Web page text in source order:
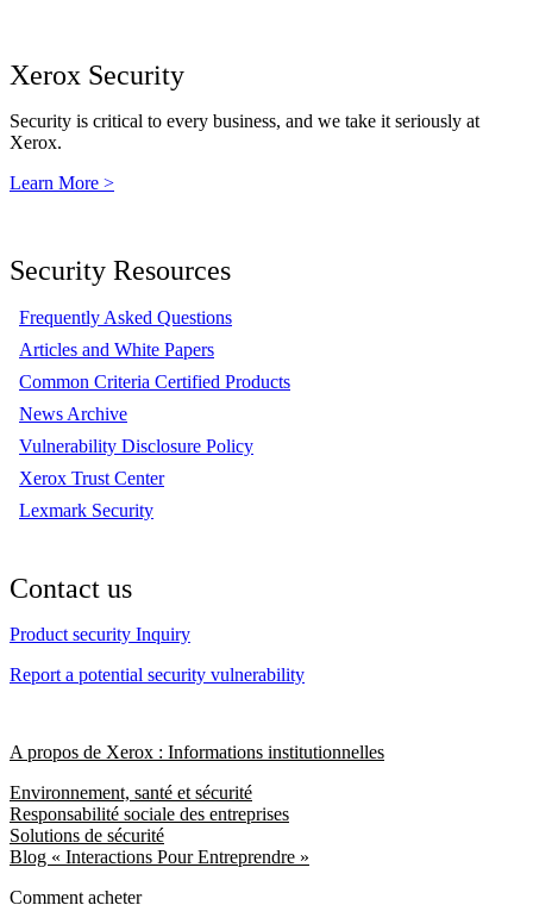
Xerox Security
Security is critical to every business, and we take it seriously at
Xerox.
Learn More >
Security Resources
Frequently Asked Questions
Articles and White Papers
Common Criteria Certified Products
News Archive
Vulnerability Disclosure Policy
Xerox Trust Center
Lexmark Security
Contact us
Product security Inquiry
Report a potential security vulnerability
A propos de Xerox : Informations institutionnelles
Environnement, santé et sécurité
Responsabilité sociale des entreprises
Solutions de sécurité
Blog « Interactions Pour Entreprendre »
Comment acheter